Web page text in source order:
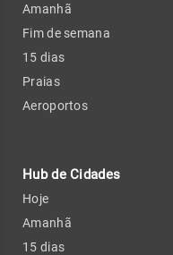
Amanhã
Fim de semana
15 dias
Praias
Aeroportos
Hub de Cidades
Hoje
Amanhã
15 dias